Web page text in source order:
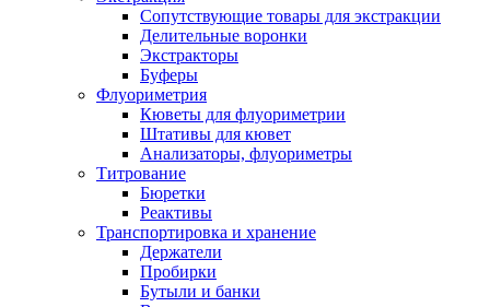
Сопутствующие товары для экстракции
Делительные воронки
Экстракторы
Буферы
Флуориметрия
Кюветы для флуориметрии
Штативы для кювет
Анализаторы, флуориметры
Титрование
Бюретки
Реактивы
Транспортировка и хранение
Держатели
Пробирки
Бутыли и банки